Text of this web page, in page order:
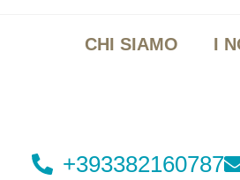
CHI SIAMO I
+393382160787